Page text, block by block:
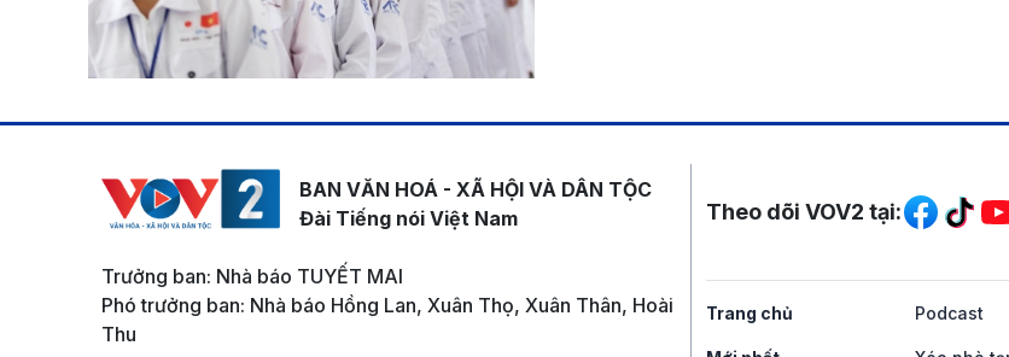
BAN VĂN HOÁ - XÃ HỘI VÀ DÂN TỘC
Đài Tiếng nói Việt Nam
Trưởng ban: Nhà báo TUYẾT MAI
Phó trưởng ban: Nhà báo Hồng Lan, Xuân Thọ, Xuân Thân, Hoài
Thu
Mạng xã hội
Theo dõi VOV2 tại:
Trang chủ Podcast